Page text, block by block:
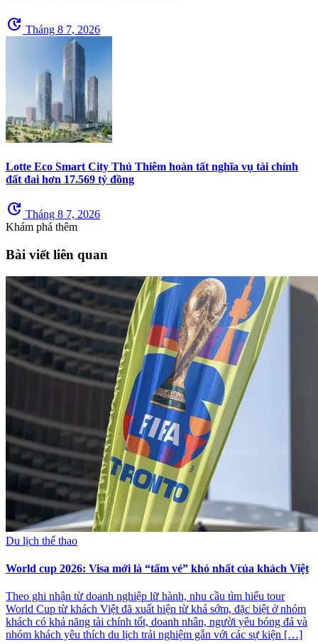
update Tháng 8 7, 2026
Lotte Eco Smart City Thủ Thiêm hoàn tất nghĩa vụ tài chính
đất đai hơn 17.569 tỷ đồng
update Tháng 8 7, 2026
Khám phá thêm
Bài viết liên quan
Du lịch thể thao
World cup 2026: Visa mới là “tấm vé” khó nhất của khách Việt
Theo ghi nhận từ doanh nghiệp lữ hành, nhu cầu tìm hiểu tour
World Cup từ khách Việt đã xuất hiện từ khá sớm, đặc biệt ở nhóm
khách có khả năng tài chính tốt, doanh nhân, người yêu bóng đá và
nhóm khách yêu thích du lịch trải nghiệm gắn với các sự kiện […]